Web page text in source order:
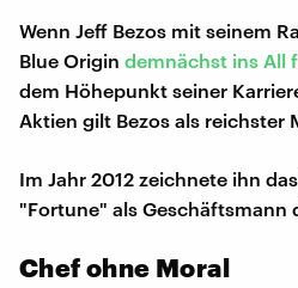
Wenn Jeff Bezos mit seinem
Blue Origin demnächst ins All
dem Höhepunkt seiner
Aktien gilt Bezos als reichster
Im Jahr 2012 zeichnete ihn
"Fortune" als Geschäftsmann
Chef ohne Moral